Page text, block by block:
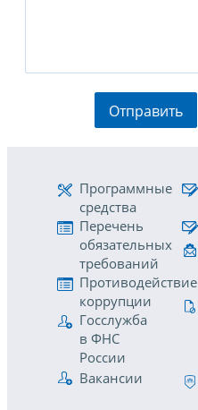
Отправить
Программные
средства
Перечень
обязательных
требований
Противодействие
коррупции
Госслужба
в ФНС
России
Вакансии